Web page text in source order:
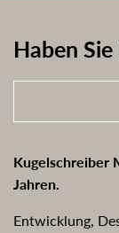
Haben
Kugelschreiber
Jahren.
Entwicklung,